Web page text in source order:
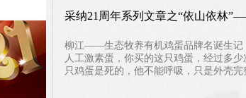
采纳21周年系列文章之“依山依林
柳江——生态牧养有机鸡蛋品牌名诞生记
人工激素蛋，你买的这只鸡蛋，经过多
只鸡蛋是死的，他不能呼吸，只是外壳